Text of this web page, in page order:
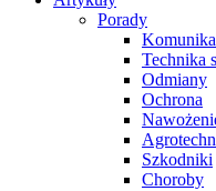
Porady
Technika
Odmiany
Ochrona
Szkodniki
Choroby